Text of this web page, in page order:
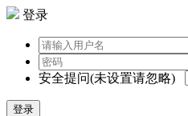
登录
安全提问(未设置请忽略)
登录